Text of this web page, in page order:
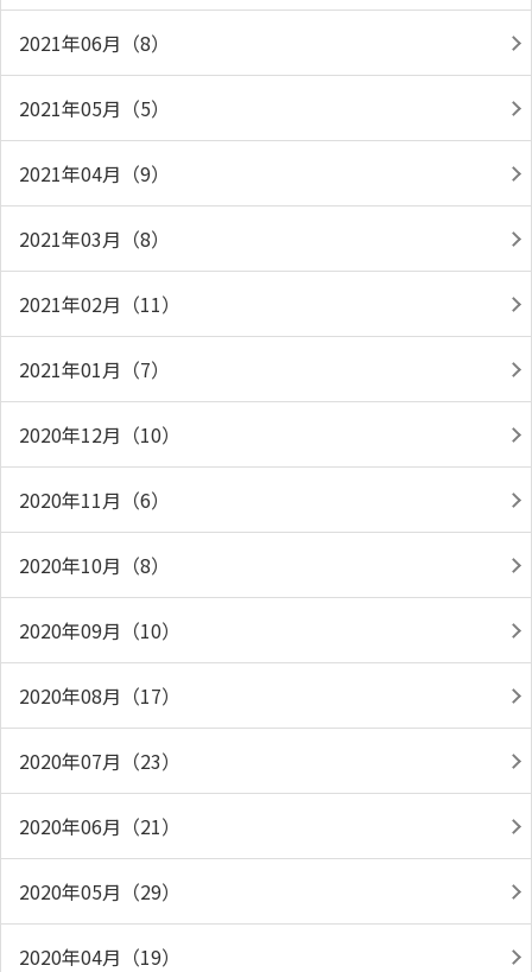
2021年06月（8）
2021年05月（5）
2021年04月（9）
2021年03月（8）
2021年02月（11）
2021年01月（7）
2020年12月（10）
2020年11月（6）
2020年10月（8）
2020年09月（10）
2020年08月（17）
2020年07月（23）
2020年06月（21）
2020年05月（29）
2020年04月（19）